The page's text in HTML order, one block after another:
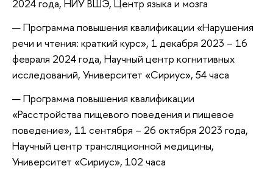
2024 года, НИУ ВШЭ, Центр языка и мозга
Программа повышения квалификации «Нарушения
речи и чтения: краткий курс», 1 декабря 2023 – 16
февраля 2024 года, Научный центр когнитивных
исследований, Университет «Сириус», 54 часа
Программа повышения квалификации
«Расстройства пищевого поведения и пищевое
поведение», 11 сентября – 26 октября 2023 года,
Научный центр трансляционной медицины,
Университет «Сириус», 102 часа